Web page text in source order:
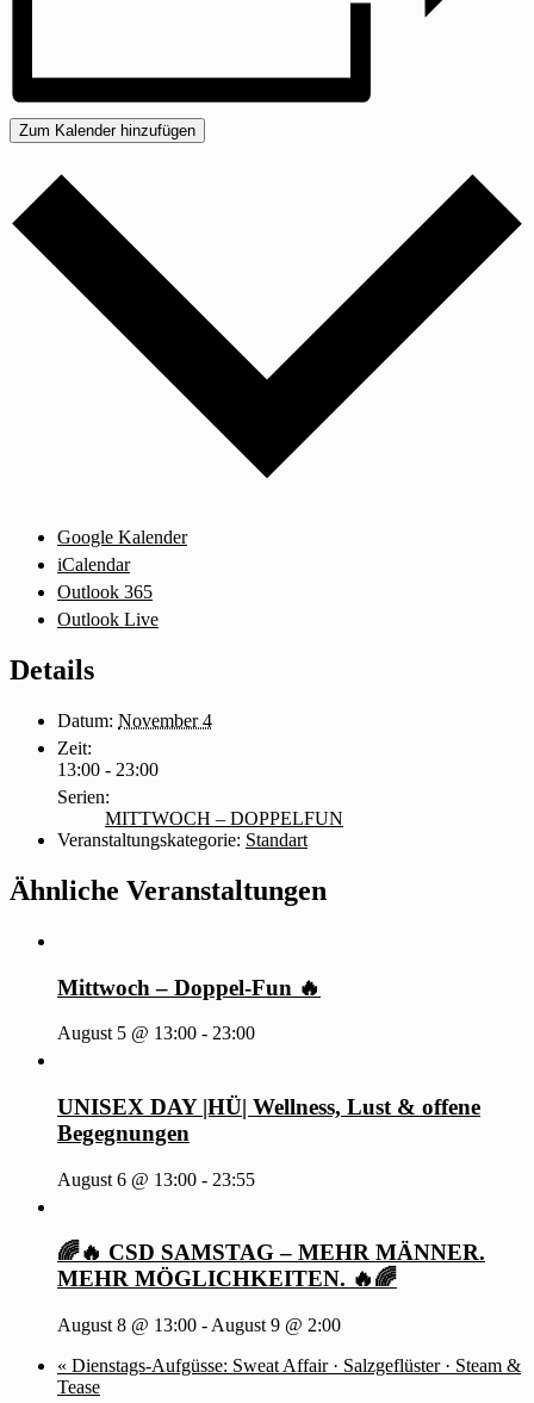
Zum Kalender hinzufügen
Google Kalender
iCalendar
Outlook 365
Outlook Live
Details
Datum: November 4
Zeit:
13:00 - 23:00
Serien:
MITTWOCH – DOPPELFUN
Veranstaltungskategorie: Standart
Ähnliche Veranstaltungen
Mittwoch – Doppel-Fun 🔥
August 5 @ 13:00 - 23:00
UNISEX DAY |HÜ| Wellness, Lust & offene
Begegnungen
August 6 @ 13:00 - 23:55
🌈🔥 CSD SAMSTAG – MEHR MÄNNER.
MEHR MÖGLICHKEITEN. 🔥🌈
August 8 @ 13:00 - August 9 @ 2:00
« Dienstags-Aufgüsse: Sweat Affair · Salzgeflüster · Steam &
Tease